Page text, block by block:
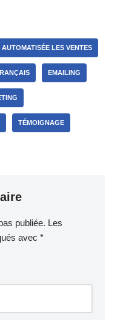
AUTOMATISÉE LES VENTES
EMAILING
TÉMOIGNAGE
publiée. Les
avec *